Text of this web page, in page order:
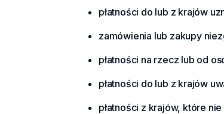
płatności do lub z krajów
zamówienia lub zakupy
płatności na rzecz lub od
płatności do lub z krajów
płatności z krajów, które